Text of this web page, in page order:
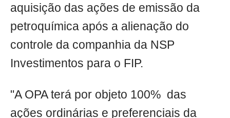
aquisição das ações de emissão da
petroquímica após a alienação do
controle da companhia da NSP
Investimentos para o FIP.
"A OPA terá por objeto 100% das
ações ordinárias e preferenciais da